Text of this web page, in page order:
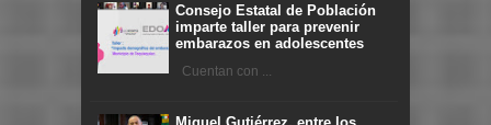
Consejo Estatal de Población
imparte taller para prevenir
embarazos en adolescentes
Cuentan con ...